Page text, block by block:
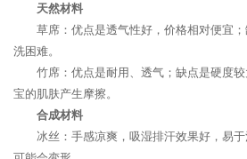
天然材料
草席：优点是透气性好，价格相对便宜
洗困难。
竹席：优点是耐用、透气；缺点是硬度
宝的肌肤产生摩擦。
合成材料
冰丝：手感凉爽，吸湿排汗效果好，易